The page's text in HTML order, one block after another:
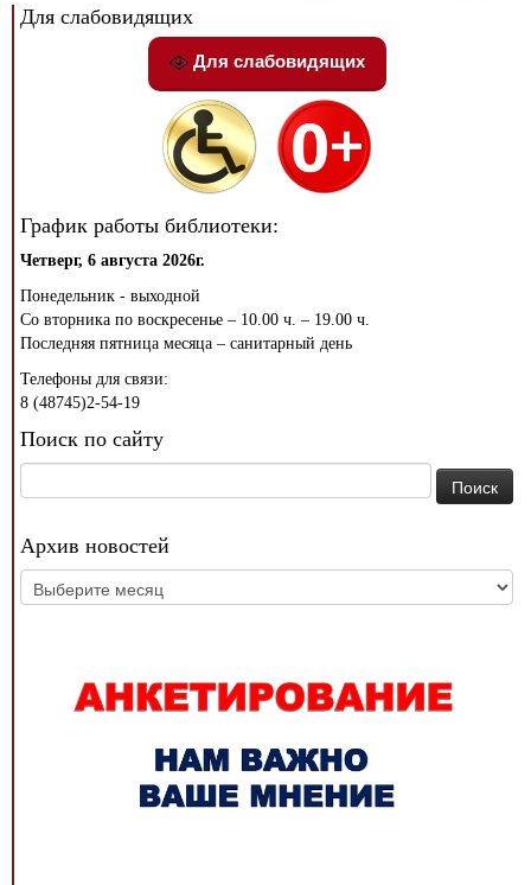
Для слабовидящих
Для слабовидящих
График работы библиотеки:
Четверг, 6 августа 2026г.
Понедельник - выходной
Со вторника по воскресенье – 10.00 ч. – 19.00 ч.
Последняя пятница месяца – санитарный день
Телефоны для связи:
8 (48745)2-54-19
Поиск по сайту
Архив новостей
Архив
новостей